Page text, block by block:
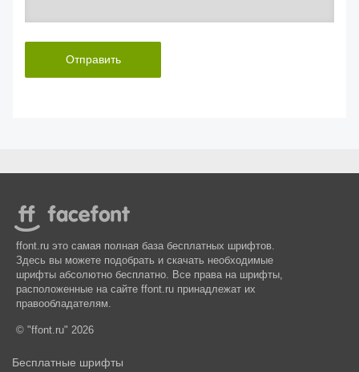
Отправить
ffont.ru это самая полная база бесплатных шрифтов.
Здесь вы можете подобрать и скачать необходимые
шрифты абсолютно бесплатно. Все права на шрифты,
расположенные на сайте ffont.ru принадлежат их
правообладателям.
© "ffont.ru" 2026
Бесплатные шрифты